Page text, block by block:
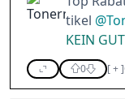
tikel @
KEIN
0 [+]